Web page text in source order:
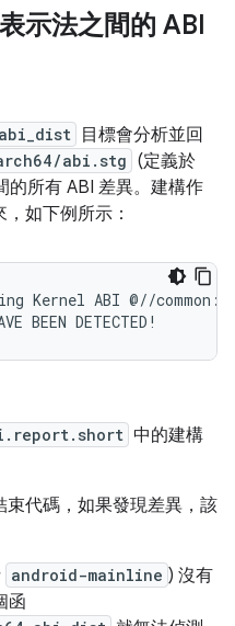
示法之間的 ABI
目標會分析並回
abi.stg (定義於
的所有 ABI 差異。建構作
如下例所示：
Kernel ABI @//
中的建構
束代碼，如果發現差異，該
android-mainline ) 沒有
函